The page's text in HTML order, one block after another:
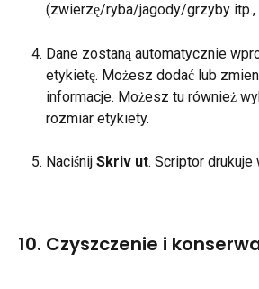
(zwierzę/ryba/jagody/grzyby itp.,
Dane zostaną automatycznie
etykietę. Możesz dodać lub
informacje. Możesz tu również
rozmiar etykiety.
Naciśnij Skriv ut. Scriptor drukuje
10. Czyszczenie i